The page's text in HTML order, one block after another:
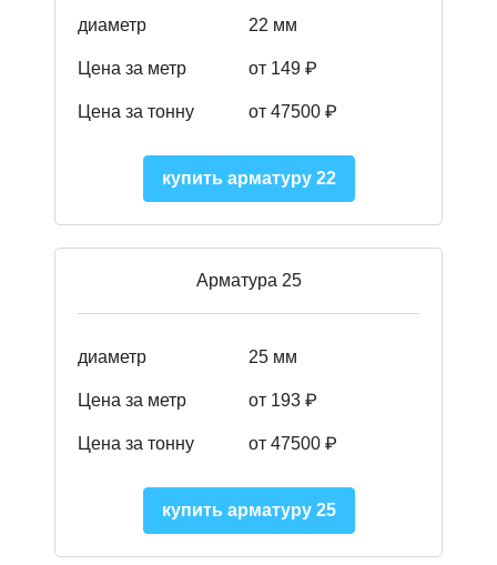
диаметр 22 мм
Цена за метр от 149 ₽
Цена за тонну от 47500 ₽
купить арматуру 22
Арматура 25
диаметр 25 мм
Цена за метр от 193 ₽
Цена за тонну от 47500 ₽
купить арматуру 25